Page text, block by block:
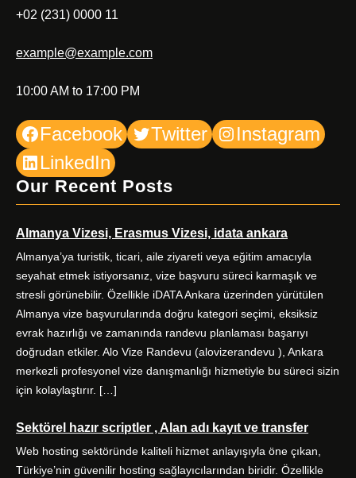
+02 (231) 0000 11
example@example.com
10:00 AM to 17:00 PM
Facebook Twitter
Instagram
LinkedIn
Our Recent Posts
Almanya Vizesi, Erasmus Vizesi, idata ankara
Almanya’ya turistik, ticari, aile ziyareti veya eğitim amacıyla
seyahat etmek istiyorsanız, vize başvuru süreci karmaşık ve
stresli görünebilir. Özellikle iDATA Ankara üzerinden yürütülen
Almanya vize başvurularında doğru kategori seçimi, eksiksiz
evrak hazırlığı ve zamanında randevu planlaması başarıyı
doğrudan etkiler. Alo Vize Randevu (alovizerandevu ), Ankara
merkezli profesyonel vize danışmanlığı hizmetiyle bu süreci sizin
için kolaylaştırır. […]
Sektörel hazır scriptler , Alan adı kayıt ve transfer
Web hosting sektöründe kaliteli hizmet anlayışıyla öne çıkan,
Türkiye’nin güvenilir hosting sağlayıcılarından biridir. Özellikle